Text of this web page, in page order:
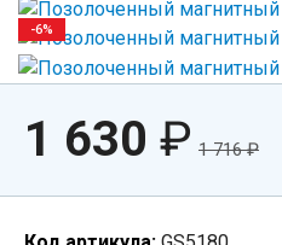
-6%
1 630 ₽ 1 716₽